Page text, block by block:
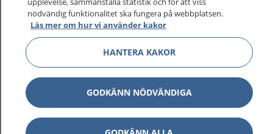
nödvändig funktionalitet ska fungera på webbplatsen.
Läs mer om hur vi använder kakor
HANTERA KAKOR
GODKÄNN NÖDVÄNDIGA